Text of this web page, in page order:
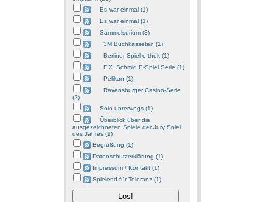
Es war einmal (1)
Es war einmal (1)
Sammelsurium (3)
3M Buchkasseten (1)
Berliner Spiel-o-thek (1)
F.X. Schmid E-Spiel Serie (1)
Pelikan (1)
Ravensburger Casino-Serie
(2)
Solo unterwegs (1)
Überblick über die
ausgezeichneten Spiele der Jury Spiel
des Jahres (1)
Begrüßung (1)
Datenschutzerklärung (1)
Impressum / Kontakt (1)
Spielend für Toleranz (1)